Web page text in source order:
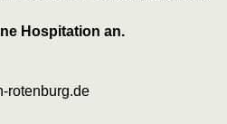
Hospitation an.
rotenburg.de